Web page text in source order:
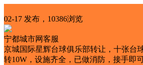
02-17 发布，10386浏览
宁都城市网客服
京城国际星辉台球俱乐部转让，十张台
转10W，设施齐全，已做消防，接手即